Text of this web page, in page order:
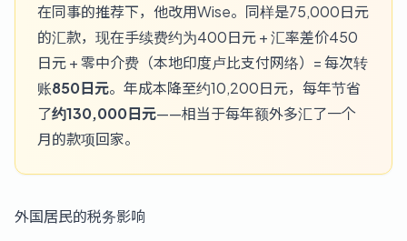
在同事的推荐下，他改用Wise。同样是75,000日元
的汇款，现在手续费约为400日元 + 汇率差价450
日元 + 零中介费（本地印度卢比支付网络）= 每次转
账850日元。年成本降至约10,200日元，每年节省
了约130,000日元——相当于每年额外多汇了一个
月的款项回家。
外国居民的税务影响